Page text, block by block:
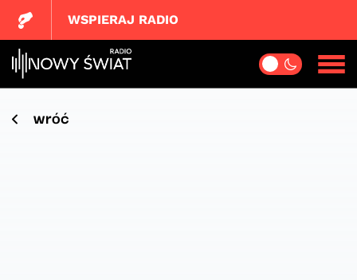
WSPIERAJ RADIO
wróć